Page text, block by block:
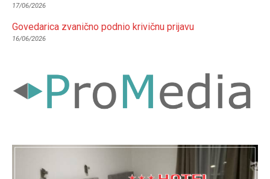
17/06/2026
Govedarica zvanično podnio krivičnu prijavu
16/06/2026